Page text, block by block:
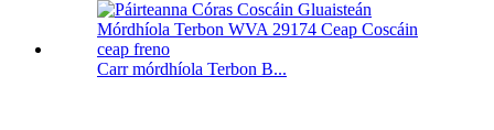
Carr mórdhíola Terbon B...